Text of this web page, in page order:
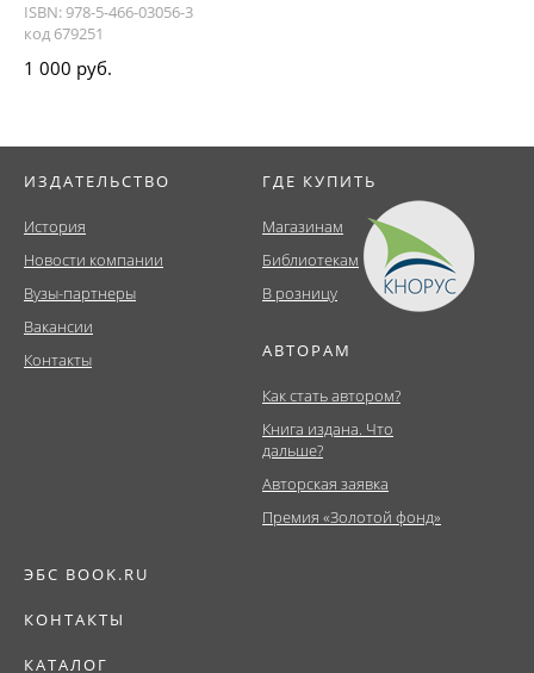
ISBN: 978-5-466-03056-3
код 679251
1 000 руб.
ИЗДАТЕЛЬСТВО
История
Новости компании
Вузы-партнеры
Вакансии
Контакты
ГДЕ КУПИТЬ
Магазинам
Библиотекам
В розницу
АВТОРАМ
Как стать автором?
Книга издана. Что
дальше?
Авторская заявка
Премия «Золотой фонд»
ЭБС BOOK.RU
КОНТАКТЫ
КАТАЛОГ